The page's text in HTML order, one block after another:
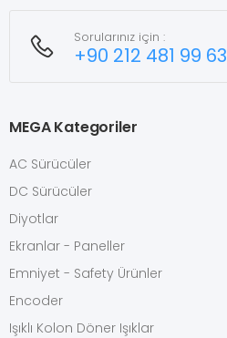
Sorularınız için :
+90 212 481 99 63
MEGA Kategoriler
AC Sürücüler
DC Sürücüler
Diyotlar
Ekranlar - Paneller
Emniyet - Safety Ürünler
Encoder
Işıklı Kolon Döner Işıklar